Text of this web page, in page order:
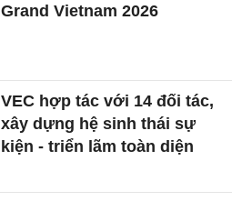
Grand Vietnam 2026
VEC hợp tác với 14 đối tác,
xây dựng hệ sinh thái sự
kiện - triển lãm toàn diện